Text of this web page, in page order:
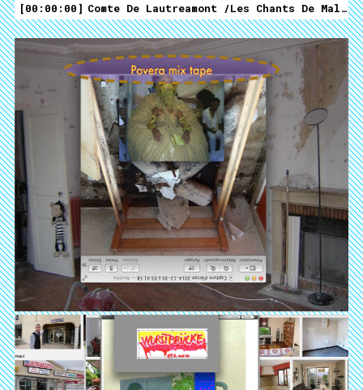
00:00:00
Comte De Lautreamont /Les Chants De Maldoror